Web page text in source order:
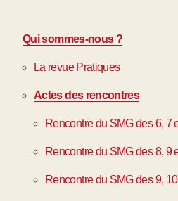
Qui sommes-nous ?
La revue Pratiques
Actes des rencontres
Rencontre du SMG des 6, 7
Rencontre du SMG des 8, 9
Rencontre du SMG des 9,